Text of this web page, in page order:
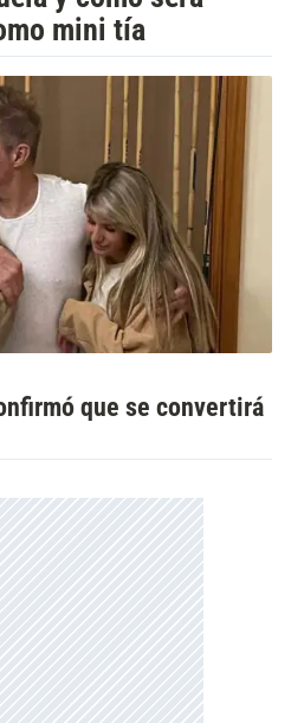
mini tía
que se convertirá